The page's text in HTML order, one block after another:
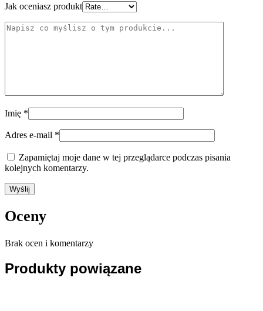
Jak oceniasz produkt
Imię *
Adres e-mail *
Zapamiętaj moje dane w tej przeglądarce podczas pisania
kolejnych komentarzy.
Oceny
Brak ocen i komentarzy
Produkty powiązane